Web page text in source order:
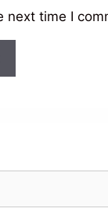
next time I